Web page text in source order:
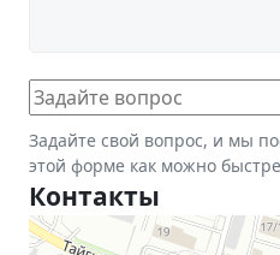
Задайте свой вопрос, и мы
этой форме как можно
Контакты
Новосибирск
Тайгинская улица, 2 на карте